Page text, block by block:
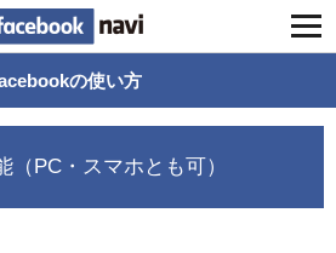
Facebook navi[フェイ
の使い方
（PC・スマホとも可）